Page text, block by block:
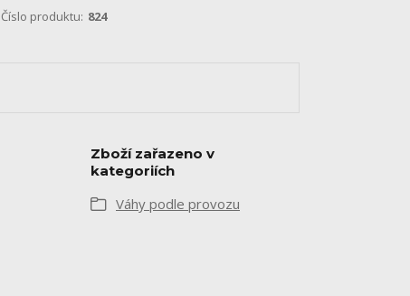
Číslo produktu: 824
Zboží zařazeno v
kategoriích
Váhy podle provozu